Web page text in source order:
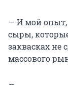
— И мой опыт,
сыры,
заквасках не
массового